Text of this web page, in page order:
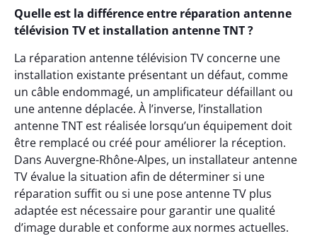
Quelle est la différence entre réparation antenne
télévision TV et installation antenne TNT ?
La réparation antenne télévision TV concerne une
installation existante présentant un défaut, comme
un câble endommagé, un amplificateur défaillant ou
une antenne déplacée. À l’inverse, l’installation
antenne TNT est réalisée lorsqu’un équipement doit
être remplacé ou créé pour améliorer la réception.
Dans Auvergne-Rhône-Alpes, un installateur antenne
TV évalue la situation afin de déterminer si une
réparation suffit ou si une pose antenne TV plus
adaptée est nécessaire pour garantir une qualité
d’image durable et conforme aux normes actuelles.